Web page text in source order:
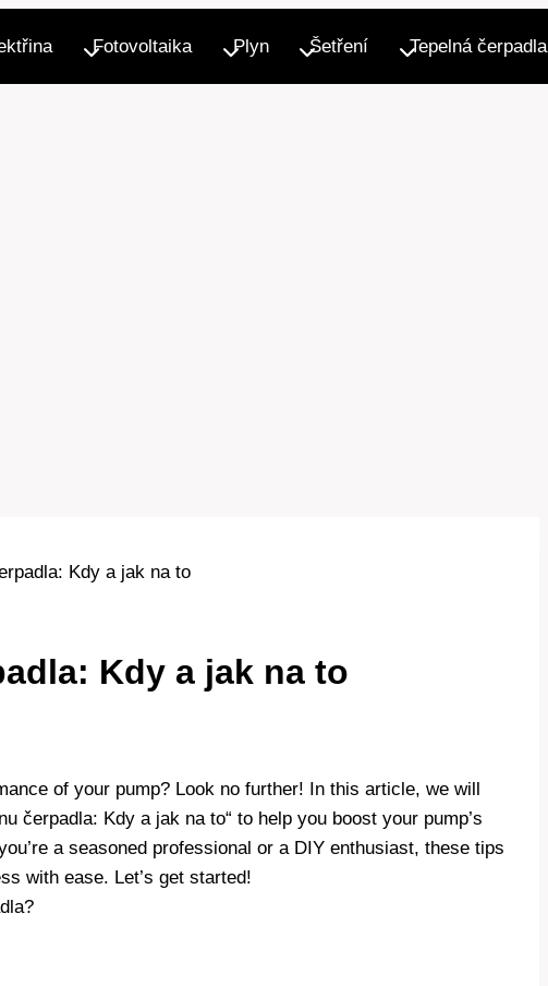
Fotovoltaika Plyn Šetření Tepelná čerpadla
Kdy a jak na to
Kdy a jak na to
of your pump? Look no further! In this article, we will
čerpadla: Kdy a jak na to“ to help you boost your pump’s
a seasoned professional or a DIY enthusiast, these tips
with ease. Let’s get started!